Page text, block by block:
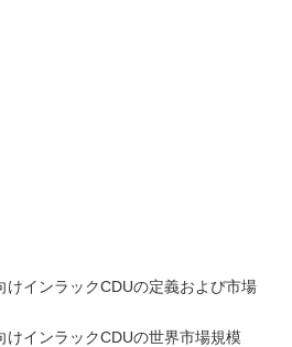
けインラックCDUの定義および市場
けインラックCDUの世界市場規模